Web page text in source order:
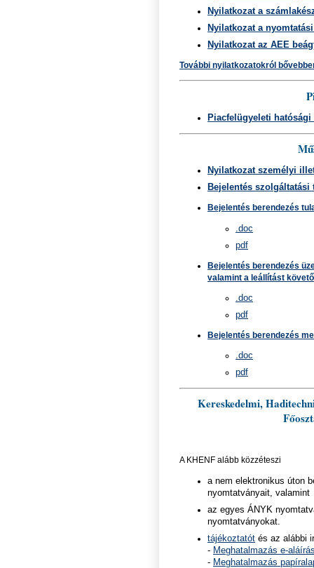
Nyilatkozat a
Nyilatkozat a
Nyilatkozat az AEE
További nyilatkozatokról
Piacfelügyeleti
Nyilatkozat személyi
Bejelentés
Bejelentés berendezés
.doc
pdf
Bejelentés berendezés
valamint a leállítást
.doc
pdf
Bejelentés berendezés
.doc
pdf
Kereskedelmi,
A KHENF alább közzéteszi
a nem elektronikus úton
nyomtatványait, valamint
az egyes ÁNYK
nyomtatványokat.
tájékoztatót és az alábbi
- Meghatalmazás e-
- Meghatalmazás